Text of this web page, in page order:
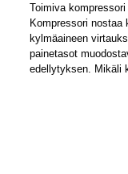
Toimiva
Kompressori nostaa
kylmäaineen
painetasot
edellytyksen. Mikäli